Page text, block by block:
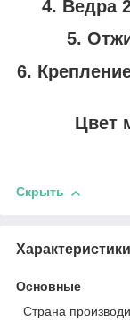
4. Ведра
5.
6.
Цвет
Скрыть
Характеристики
Основные
Страна